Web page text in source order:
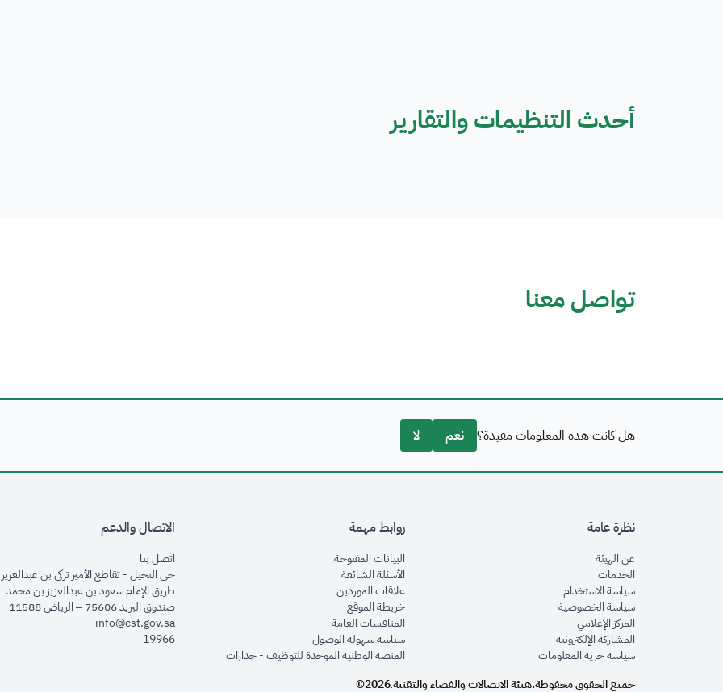
أحدث التنظيمات والتقارير
تواصل معنا
هل كانت هذه المعلومات مفيدة؟ نعم لا
نظرة عامة
عن الهيئةopens in new window
الخدماتopens in new window
سياسة الاستخدام
سياسة الخصوصيةopens in new window
المركز الإعلاميopens in new window
المشاركة الإلكترونيةopens in new window
سياسة حرية المعلوماتopens in new window
روابط مهمة
البيانات المفتوحةopens in new window
الأسئلة الشائعةopens in new window
علاقات الموردينopens in new window
خريطة الموقعopens in new window
المنافسات العامةopens in new window
سياسة سهولة الوصولopens in new window
المنصة الوطنية الموحدة للتوظيف - جداراتopens in new window
الاتصال والدعم
اتصل بنا
حي النخيل - تقاطع الأمير تركي بن
طريق الإمام سعود بن عبدالعزيز بن محمد
صندوق البريد 75606 – الرياض 11588
info@cst.gov.sa
19966
جميع الحقوق محفوظة.هيئة الاتصالات والفضاء والتقنية.
2026©